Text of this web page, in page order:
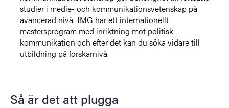
studier i medie- och kommunikationsvetenskap på
avancerad nivå. JMG har ett internationellt
mastersprogram med inriktning mot politisk
kommunikation och efter det kan du söka vidare till
utbildning på forskarnivå.
Så är det att plugga